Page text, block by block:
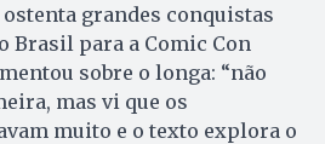
grandes conquistas
Brasil para a Comic Con
sobre o longa: “não
mas vi que os
muito e o texto explora o